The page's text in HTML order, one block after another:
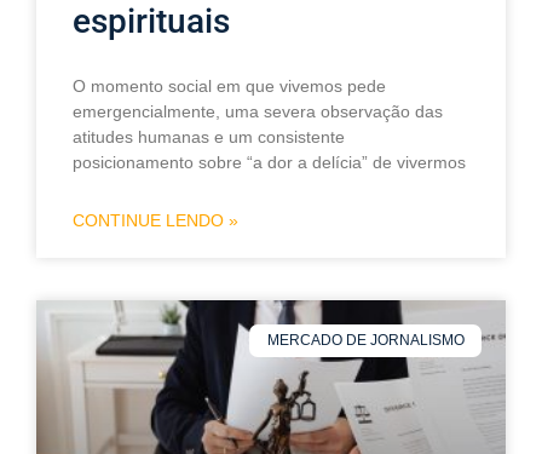
espirituais
O momento social em que vivemos pede
emergencialmente, uma severa observação das
atitudes humanas e um consistente
posicionamento sobre “a dor a delícia” de vivermos
CONTINUE LENDO »
MERCADO DE JORNALISMO